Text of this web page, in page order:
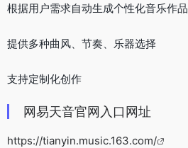
根据用户需求自动生成个性化音乐作品
提供多种曲风、节奏、乐器选择
支持定制化创作
网易天音官网入口网址
https://tianyin.music.163.com/